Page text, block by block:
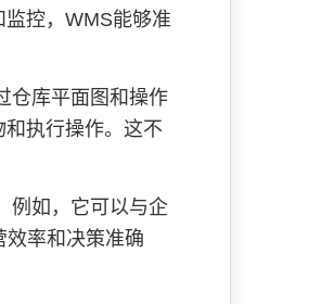
控，WMS能够准
仓库平面图和操作
执行操作。这不
例如，它可以与企
效率和决策准确